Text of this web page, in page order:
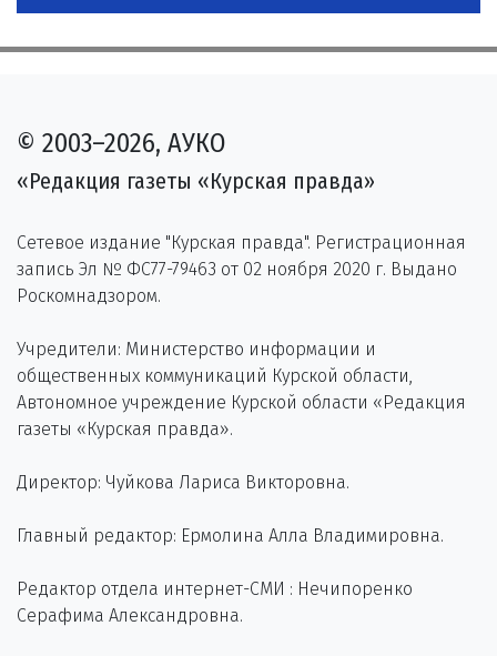
© 2003–2026, АУКО
«Редакция газеты «Курская правда»
Сетевое издание "Курская правда". Регистрационная
запись Эл № ФС77-79463 от 02 ноября 2020 г. Выдано
Роскомнадзором.
Учредители: Министерство информации и
общественных коммуникаций Курской области,
Автономное учреждение Курской области «Редакция
газеты «Курская правда».
Директор: Чуйкова Лариса Викторовна.
Главный редактор: Ермолина Алла Владимировна.
Редактор отдела интернет-СМИ : Нечипоренко
Серафима Александровна.